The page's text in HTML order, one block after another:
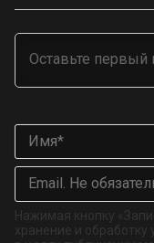
Нажимая кнопку
хранение и